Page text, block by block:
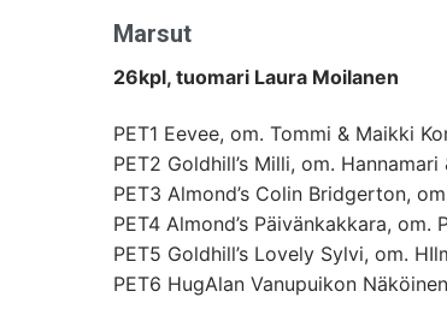
Marsut
26kpl, tuomari Laura Moilanen
PET1 Eevee, om. Tommi & Maikki
PET2 Goldhill’s Milli, om.
PET3 Almond’s Colin Bridgerton,
PET4 Almond’s Päivänkakkara, om.
PET5 Goldhill’s Lovely Sylvi, om.
PET6 HugAlan Vanupuikon